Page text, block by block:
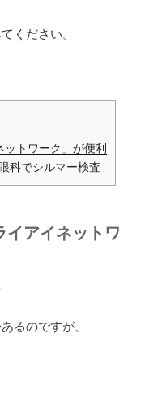
ください。
トワーク」が便利
科でシルマー検査
イアイネットワ
るのですが、